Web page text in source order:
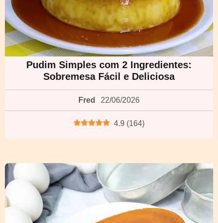
Pudim Simples com 2 Ingredientes:
Sobremesa Fácil e Deliciosa
Fred 22/06/2026
4.9 (164)